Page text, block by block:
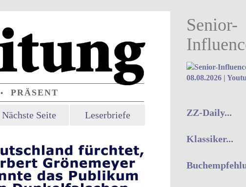
• PRÄSENT
Nächste Seite Leserbriefe
Senior-
08.08.2026 |
ZZ-Daily...
Klassiker...